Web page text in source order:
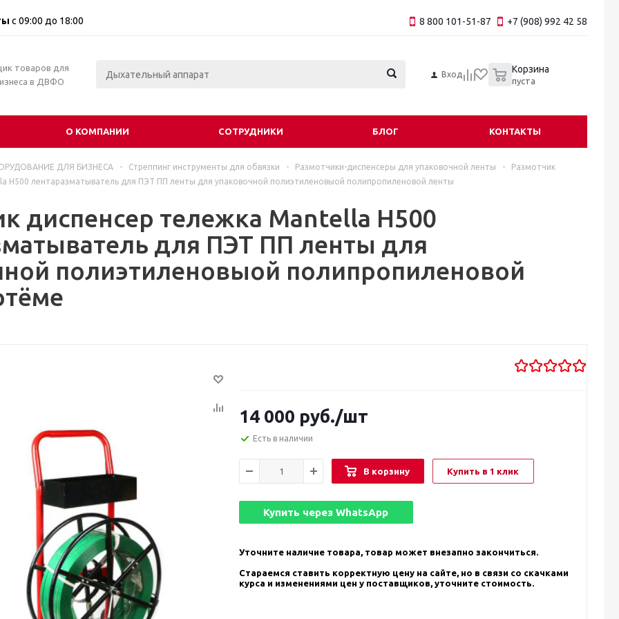
с 09:00 до 18:00 8 800 101-51-87 +7 (908) 992 42 58
товаров для
в ДВФО
Вход Корзина
пуста
О КОМПАНИИ СОТРУДНИКИ БЛОГ КОНТАКТЫ
ДЛЯ БИЗНЕСА - Стреппинг инструменты для обвязки - Размотчики-диспенсеры для упаковочной ленты -
Размотчик
H500 лентаразматыватель для ПЭТ ПП ленты для упаковочной полиэтиленовыой полипропиленовой ленты
диспенсер тележка Mantella H500
для ПЭТ ПП ленты для
полиэтиленовыой полипропиленовой
14 000 руб./шт
Есть в наличии
В корзину Купить в 1 клик
Купить черезWhatsApp
Уточните наличие товара, товар может внезапно закончиться.
Стараемся ставить корректную цену на сайте, но в связи со скачками
курса и изменениями цен у поставщиков, уточните стоимость.